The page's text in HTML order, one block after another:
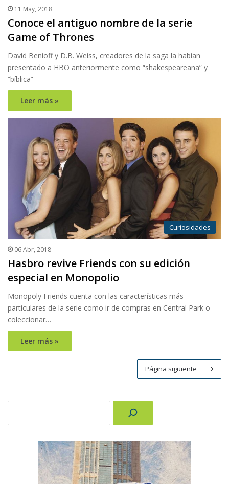
11 May, 2018
Conoce el antiguo nombre de la serie
Game of Thrones
David Benioff y D.B. Weiss, creadores de la saga la habían
presentado a HBO anteriormente como “shakespeareana” y
“bíblica”
Leer más »
Curiosidades
06 Abr, 2018
Hasbro revive Friends con su edición
especial en Monopolio
Monopoly Friends cuenta con las características más
particulares de la serie como ir de compras en Central Park o
coleccionar…
Leer más »
Página siguiente